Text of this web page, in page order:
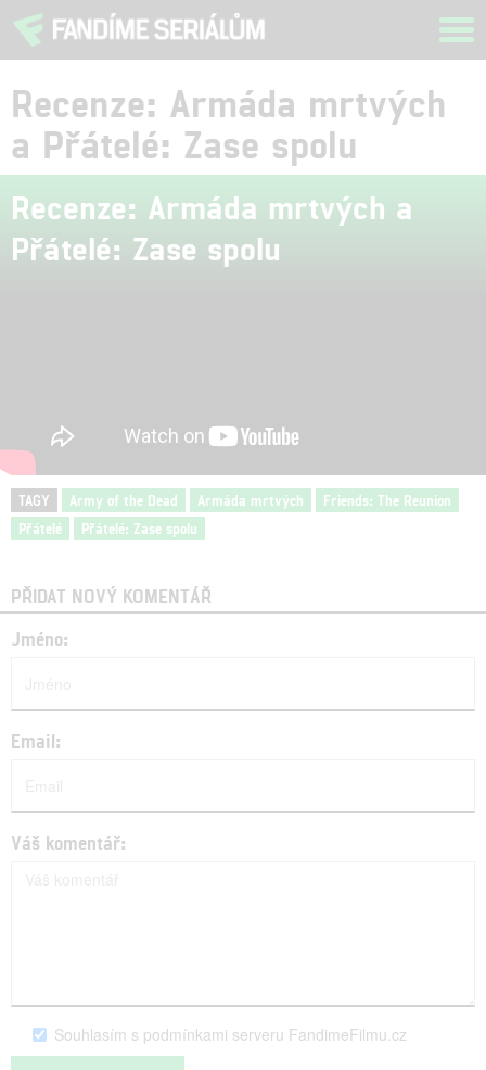
Recenze: Armáda mrtvých
a Přátelé: Zase spolu
Recenze: Armáda mrtvých a
Přátelé: Zase spolu
TAGY Army of the Dead Armáda mrtvých
Friends: The Reunion
Přátelé
Přátelé: Zase spolu
PŘIDAT NOVÝ KOMENTÁŘ
Jméno:
Email:
Váš komentář:
Souhlasím s podmínkami serveru FandimeFilmu.cz